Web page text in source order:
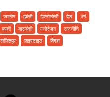
भी
नहीं
करवा
पाए
चकमार्ग
जालौन झांसी टेक्नोलॉजी देश
धर्म
बस्ती बाराबंकी मनोरंजन
राजनीति
ललितपुर लाइस्टाइल विदेश